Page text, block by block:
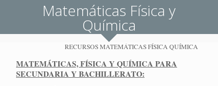
Matemáticas Física y
Química
RECURSOS MATEMÁTICAS FÍSICA QUÍMICA
MATEMÁTICAS, FÍSICA Y QUÍMICA PARA
SECUNDARIA Y BACHILLERATO: